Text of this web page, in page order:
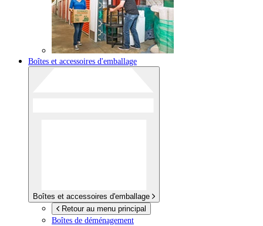
Boîtes et accessoires d'emballage
Boîtes et accessoires d'emballage
Retour au menu principal
Boîtes de déménagement